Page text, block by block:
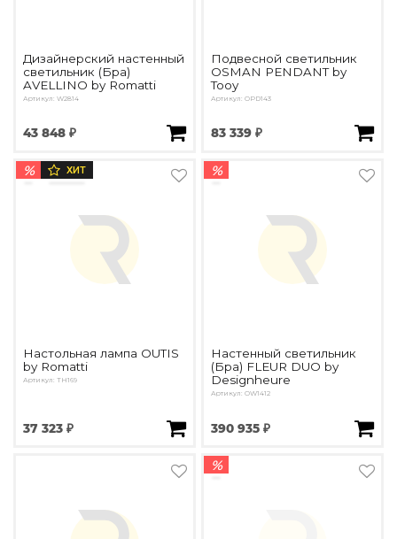
Дизайнерский настенный
светильник (Бра)
AVELLINO by Romatti
Артикул: W2814
43 848 ₽
Подвесной светильник
OSMAN PENDANT by
Tooy
Артикул: OPD143
83 339 ₽
% ХИТ
Настольная лампа OUTIS
by Romatti
Артикул: TH169
37 323 ₽
%
Настенный светильник
(Бра) FLEUR DUO by
Designheure
Артикул: OW1412
390 935 ₽
%